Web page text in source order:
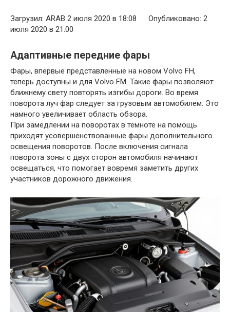
Загрузил: ARAB 2 июля 2020 в 18:08 Опубликовано: 2
июля 2020 в 21:00
Адаптивные передние фары
Фары, впервые представленные на новом Volvo FH,
теперь доступны и для Volvo FM. Такие фары позволяют
ближнему свету повторять изгибы дороги. Во время
поворота луч фар следует за грузовым автомобилем. Это
намного увеличивает область обзора.
При замедлении на поворотах в темноте на помощь
приходят усовершенствованные фары дополнительного
освещения поворотов. После включения сигнала
поворота зоны с двух сторон автомобиля начинают
освещаться, что помогает вовремя заметить других
участников дорожного движения.